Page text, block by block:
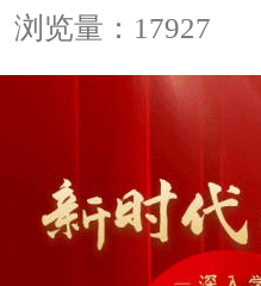
量：17927